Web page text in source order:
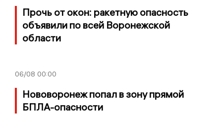
Прочь от окон: ракетную опасность
объявили по всей Воронежской
области
06/08 00:00
Нововоронеж попал в зону прямой
БПЛА-опасности